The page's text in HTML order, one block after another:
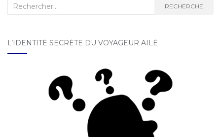
Recherche : RECHERCHE
L’IDENTITÉ SECRÈTE DU VOYAGEUR AILÉ